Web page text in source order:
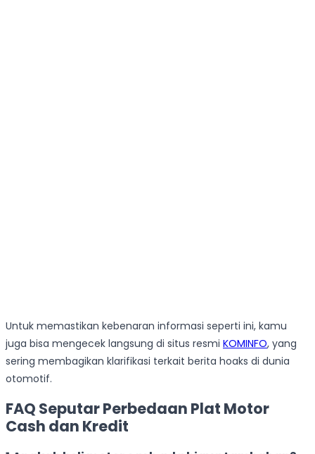
Untuk memastikan kebenaran informasi seperti ini, kamu
juga bisa mengecek langsung di situs resmi KOMINFO, yang
sering membagikan klarifikasi terkait berita hoaks di dunia
otomotif.
FAQ Seputar Perbedaan Plat Motor
Cash dan Kredit